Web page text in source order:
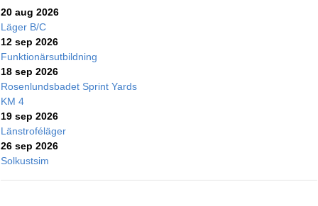
20 aug 2026
Läger B/C
12 sep 2026
Funktionärsutbildning
18 sep 2026
Rosenlundsbadet Sprint Yards
KM 4
19 sep 2026
Länstroféläger
26 sep 2026
Solkustsim